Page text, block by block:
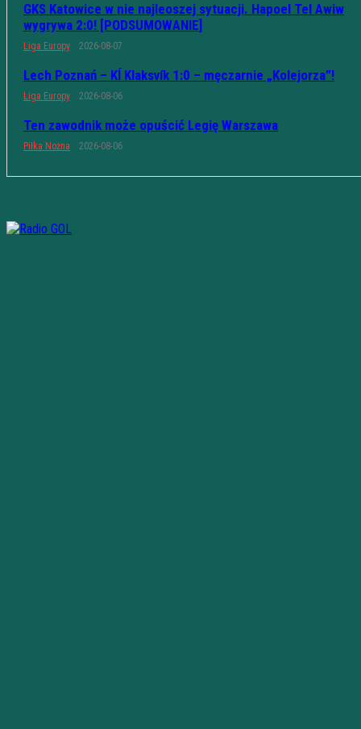
GKS Katowice w nie najleoszej sytuacji. Hapoel Tel Awiw
wygrywa 2:0! [PODSUMOWANIE]
Liga Europy 2026-08-07
Lech Poznań – KÍ Klaksvík 1:0 – męczarnie „Kolejorza”!
Liga Europy 2026-08-06
Ten zawodnik może opuścić Legię Warszawa
Piłka Nożna 2026-08-06